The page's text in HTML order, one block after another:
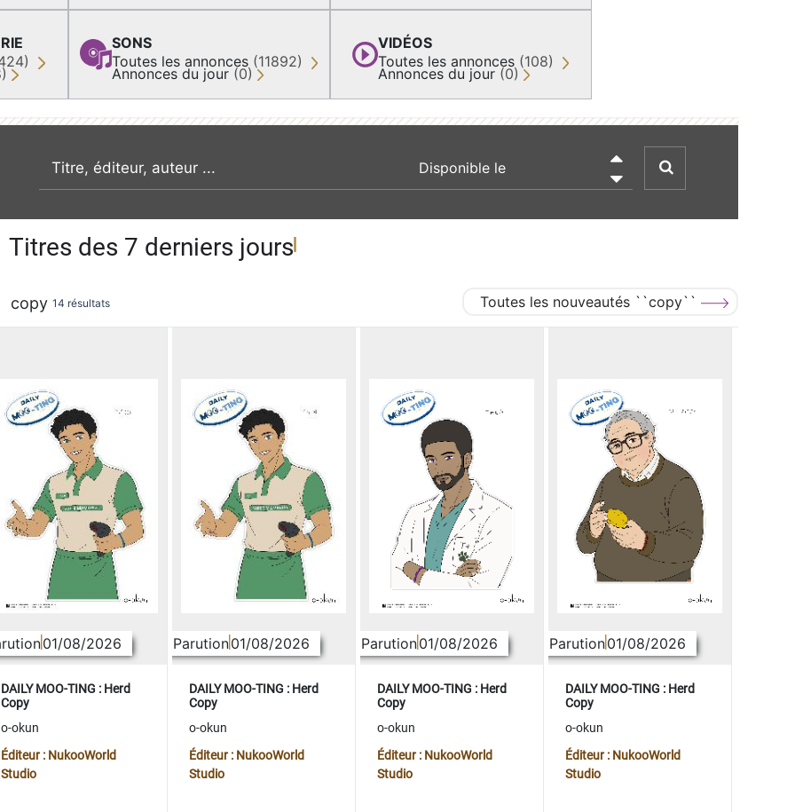
SONS
Toutes les annonces (11892)
Annonces du jour (0)
VIDÉOS
Toutes les annonces (108)
Annonces du jour (0)
recherche par mot clé

Titres des 7 derniers jours
copy 14 résultats Toutes les nouveautés ``copy``
01/08/2026
DAILY MOO-TING : Herd
Copy
o-okun
Éditeur : NukooWorld
Studio
Parution01/08/2026
DAILY MOO-TING : Herd
Copy
o-okun
Éditeur : NukooWorld
Studio
Parution01/08/2026
DAILY MOO-TING : Herd
Copy
o-okun
Éditeur : NukooWorld
Studio
Parution01/08/2026
DAILY MOO-TING : Herd
Copy
o-okun
Éditeur : NukooWorld
Studio